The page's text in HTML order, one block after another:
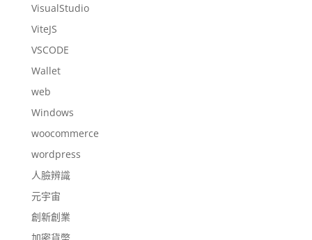
VisualStudio
ViteJS
VSCODE
Wallet
web
Windows
woocommerce
wordpress
人臉辨識
元宇宙
創新創業